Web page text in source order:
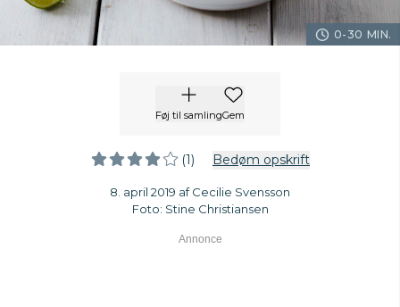
0-30 MIN.
Føj til samlingGem
(1) Bedøm opskrift
8. april 2019 af Cecilie Svensson
Foto: Stine Christiansen